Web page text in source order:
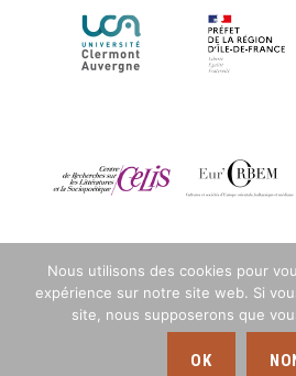
Nous utilisons des cookies pour
expérience sur notre site web. Si
site, nous supposerons que
OK